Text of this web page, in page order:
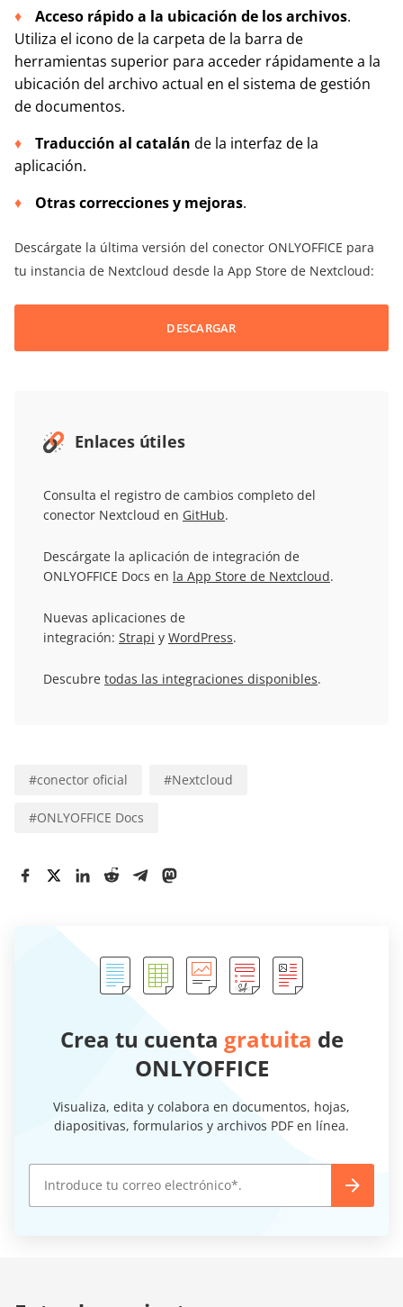
Acceso rápido a la ubicación de los archivos.
Utiliza el icono de la carpeta de la barra de
herramientas superior para acceder rápidamente a la
ubicación del archivo actual en el sistema de gestión
de documentos.
Traducción al catalán de la interfaz de la
aplicación.
Otras correcciones y mejoras.
Descárgate la última versión del conector ONLYOFFICE para
tu instancia de Nextcloud desde la App Store de Nextcloud:
DESCARGAR
Enlaces útiles
Consulta el registro de cambios completo del
conector Nextcloud en GitHub.
Descárgate la aplicación de integración de
ONLYOFFICE Docs en la App Store de Nextcloud.
Nuevas aplicaciones de
integración: Strapi y WordPress.
Descubre todas las integraciones disponibles.
#conector oficial #Nextcloud
#ONLYOFFICE Docs
Crea tu cuenta gratuita de
ONLYOFFICE
Visualiza, edita y colabora en documentos, hojas,
diapositivas, formularios y archivos PDF en línea.